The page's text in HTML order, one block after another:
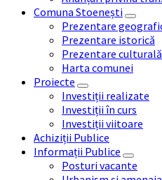
Comuna Stoenești
Prezentare
Prezentare istorică
Prezentare culturală
Harta comunei
Proiecte
Investiții realizate
Investiții în curs
Investiții viitoare
Achiziții Publice
Informații Publice
Posturi vacante